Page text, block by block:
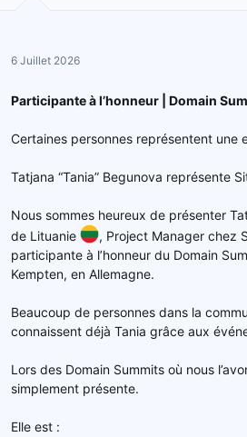
6 Juillet 2026
Participante à l’honneur | Domain
Certaines personnes représentent une
Tatjana “Tania” Begunova représente
Nous sommes heureux de présenter
de Lituanie
, Project Manager chez
participante à l’honneur du Domain
Kempten, en Allemagne.
Beaucoup de personnes dans la
connaissent déjà Tania grâce aux
Lors des Domain Summits où nous
simplement présente.
Elle est :